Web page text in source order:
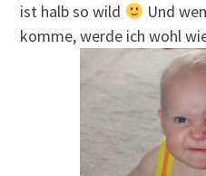
ist halb so wild
Und
komme, werde ich wohl